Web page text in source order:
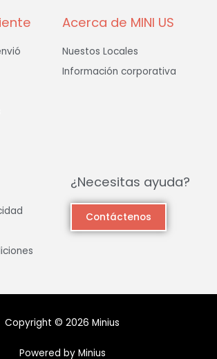
Acerca de MINI US
Nuestos Locales
Información corporativa
¿Necesitas ayuda?
Contáctenos
Copyright © 2026 Minius
Powered by Minius